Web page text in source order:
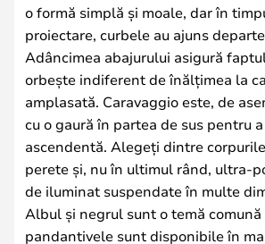
o formă simplă și moale, dar în
proiectare, curbele au ajuns
Adâncimea abajurului asigură
orbește indiferent de înălțimea la
amplasată. Caravaggio este, de
cu o gaură în partea de sus pentru
ascendentă. Alegeți dintre
perete și, nu în ultimul rând, ultra-
de iluminat suspendate în multe
Albul și negrul sunt o temă
pandantivele sunt disponibile în